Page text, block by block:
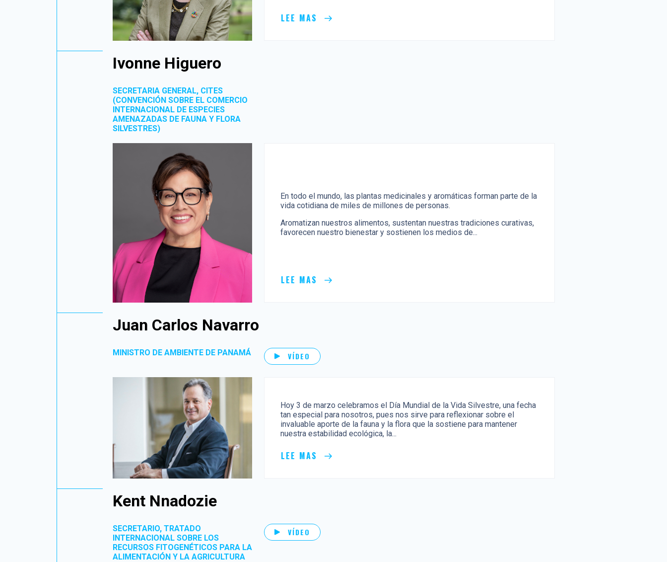
LEE MAS
Ivonne Higuero
SECRETARIA GENERAL, CITES
(CONVENCIÓN SOBRE EL COMERCIO
INTERNACIONAL DE ESPECIES
AMENAZADAS DE FAUNA Y FLORA
SILVESTRES)
En todo el mundo, las plantas medicinales y aromáticas forman parte de la
vida cotidiana de miles de millones de personas.
Aromatizan nuestros alimentos, sustentan nuestras tradiciones curativas,
favorecen nuestro bienestar y sostienen los medios de...
LEE MAS
Juan Carlos Navarro
MINISTRO DE AMBIENTE DE PANAMÁ VÍDEO
Hoy 3 de marzo celebramos el Día Mundial de la Vida Silvestre, una fecha
tan especial para nosotros, pues nos sirve para reflexionar sobre el
invaluable aporte de la fauna y la flora que la sostiene para mantener
nuestra estabilidad ecológica, la...
LEE MAS
Kent Nnadozie
SECRETARIO, TRATADO
INTERNACIONAL SOBRE LOS
RECURSOS FITOGENÉTICOS PARA LA
ALIMENTACIÓN Y LA AGRICULTURA
VÍDEO